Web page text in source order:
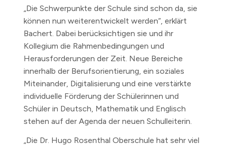
„Die Schwerpunkte der Schule sind schon da, sie
können nun weiterentwickelt werden“, erklärt
Bachert. Dabei berücksichtigen sie und ihr
Kollegium die Rahmenbedingungen und
Herausforderungen der Zeit. Neue Bereiche
innerhalb der Berufsorientierung, ein soziales
Miteinander, Digitalisierung und eine verstärkte
individuelle Förderung der Schülerinnen und
Schüler in Deutsch, Mathematik und Englisch
stehen auf der Agenda der neuen Schulleiterin.
„Die Dr. Hugo Rosenthal Oberschule hat sehr viel